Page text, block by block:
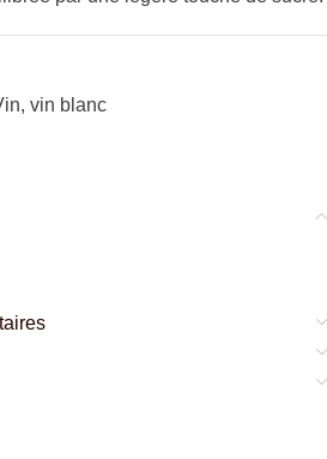
, vin blanc